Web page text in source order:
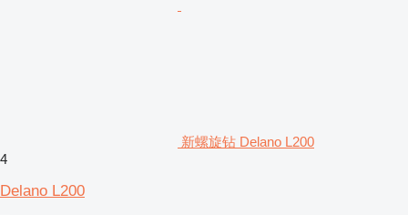
新螺旋钻 Delano L200
4
Delano L200